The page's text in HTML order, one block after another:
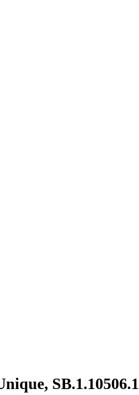
SB.1.10506.1